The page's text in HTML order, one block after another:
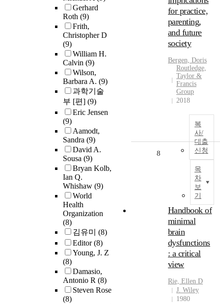
Gerhard
Roth (9)
Frith,
Christopher D
(9)
William H.
Calvin (9)
Wilson,
Barbara A. (9)
과학기술
부 [편] (9)
Eric Jensen
(9)
Aamodt,
Sandra (9)
David A.
Sousa (9)
Bryan Kolb,
Ian Q.
Whishaw (9)
World
Health
Organization
(8)
김유미 (8)
Editor(8)
Young, J. Z
(8)
Damasio,
Antonio R (8)
Steven Rose
(8)
for practice,
parenting,
and future
society
Bergen, Doris
Routledge,
Taylor &
Francis
Group
2018
복
사/
대출
신청
목
차
보
기
8
Handbook of
minimal
brain
dysfunctions
: a critical
view
Rie, Ellen D
J. Wiley
1980